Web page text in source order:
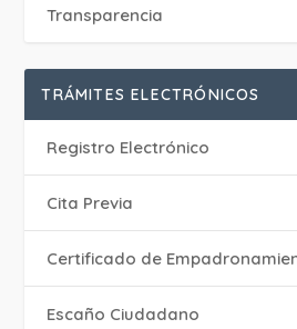
Transparencia
TRÁMITES ELECTRÓNICOS
Registro Electrónico
Cita Previa
Certificado de
Escaño Ciudadano